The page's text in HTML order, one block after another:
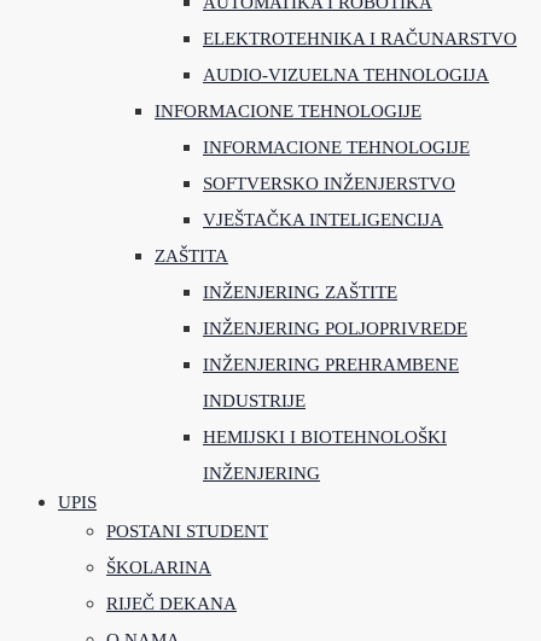
ELEKTROTEHNIKA I RAČUNARSTVO
AUDIO-VIZUELNA TEHNOLOGIJA
INFORMACIONE TEHNOLOGIJE
INFORMACIONE TEHNOLOGIJE
SOFTVERSKO INŽENJERSTVO
VJEŠTAČKA INTELIGENCIJA
ZAŠTITA
INŽENJERING ZAŠTITE
INŽENJERING POLJOPRIVREDE
INŽENJERING PREHRAMBENE
INDUSTRIJE
HEMIJSKI I BIOTEHNOLOŠKI
INŽENJERING
UPIS
POSTANI STUDENT
ŠKOLARINA
RIJEČ DEKANA